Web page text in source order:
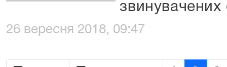
звинувачених
26 вересня 2018, 09:47